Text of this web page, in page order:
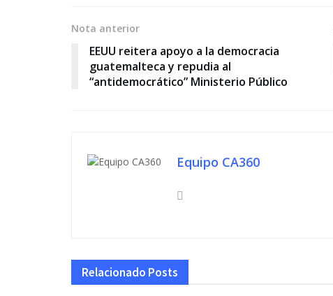
Nota anterior
EEUU reitera apoyo a la democracia
guatemalteca y repudia al
“antidemocrático” Ministerio Público
Equipo CA360
Relacionado Posts